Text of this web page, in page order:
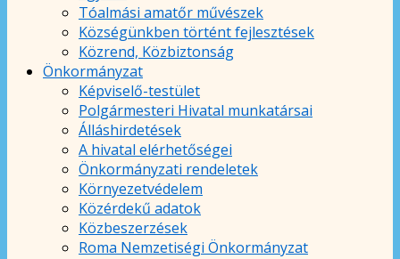
Tóalmási amatőr művészek
Községünkben történt fejlesztések
Közrend, Közbiztonság
Önkormányzat
Képviselő-testület
Polgármesteri Hivatal munkatársai
Álláshirdetések
A hivatal elérhetőségei
Önkormányzati rendeletek
Környezetvédelem
Közérdekű adatok
Közbeszerzések
Roma Nemzetiségi Önkormányzat